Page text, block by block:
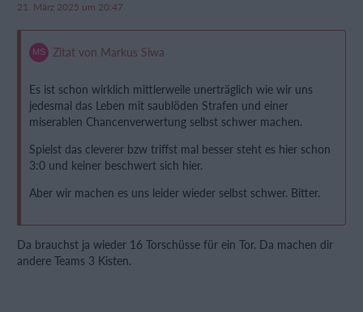
21. März 2025 um 20:47
Zitat von Markus Siwa
Es ist schon wirklich mittlerweile unerträglich wie wir uns
jedesmal das Leben mit saublöden Strafen und einer
miserablen Chancenverwertung selbst schwer machen.
Spielst das cleverer bzw triffst mal besser steht es hier schon
3:0 und keiner beschwert sich hier.
Aber wir machen es uns leider wieder selbst schwer. Bitter.
Da brauchst ja wieder 16 Torschüsse für ein Tor. Da machen dir
andere Teams 3 Kisten.